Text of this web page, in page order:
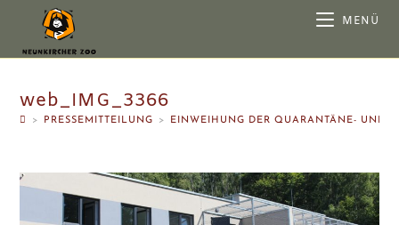
MENÜ
web_IMG_3366
> PRESSEMITTEILUNG > EINWEIHUNG DER QUARANTÄNE- UND